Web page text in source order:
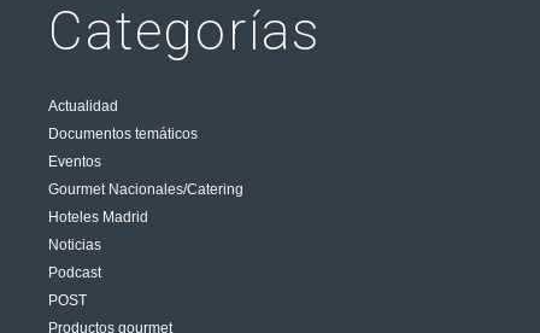
Categorías
Actualidad
Documentos temáticos
Eventos
Gourmet Nacionales/Catering
Hoteles Madrid
Noticias
Podcast
POST
Productos gourmet